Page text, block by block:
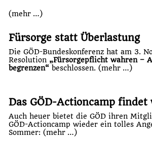
(mehr …)
Fürsorge statt Überlastung
Die GÖD-Bundeskonferenz hat am 3.
Resolution „Fürsorgepflicht wahren –
begrenzen“beschlossen. (mehr …)
Das GÖD-Actioncamp
Auch heuer bietet die GÖD ihren
GÖD-Actioncamp wieder ein tolles
Sommer: (mehr …)